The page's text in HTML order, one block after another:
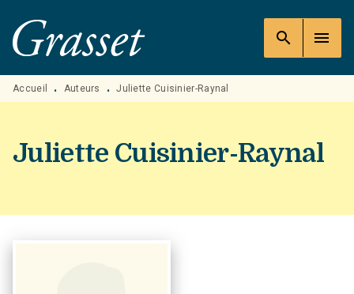
MENU RECHERCHE
PIED DE PAGE
search menu
Accueil • Auteurs • Juliette Cuisinier-Raynal
Juliette Cuisinier-Raynal